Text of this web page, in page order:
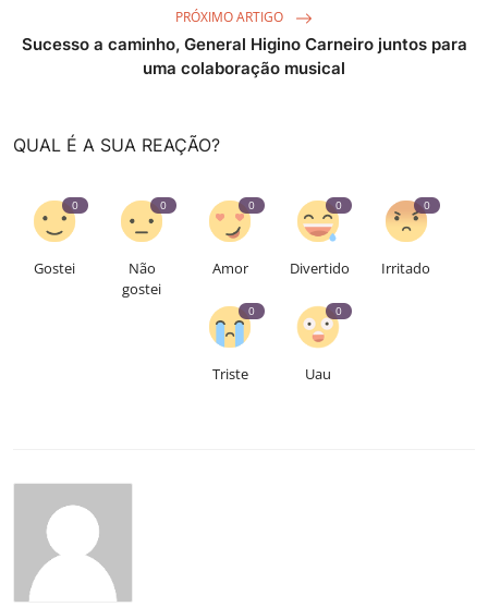
PRÓXIMO ARTIGO
Sucesso a caminho, General Higino Carneiro juntos para
uma colaboração musical
QUAL É A SUA REAÇÃO?
0
Gostei
0
Não
gostei
0
Amor
0
Divertido
0
Irritado
0
Triste
0
Uau